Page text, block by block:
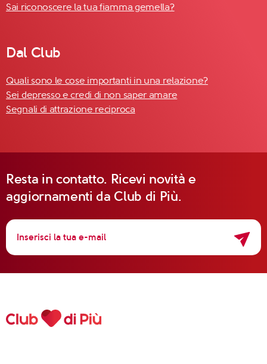
Sai riconoscere la tua fiamma gemella?
Dal Club
Quali sono le cose importanti in una relazione?
Sei depresso e credi di non saper amare
Segnali di attrazione reciproca
Resta in contatto. Ricevi novità e
aggiornamenti da Club di Più.